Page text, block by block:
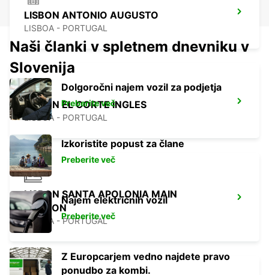
LISBON ANTONIO AUGUSTO
LISBOA - PORTUGAL
LISBON EL CORTE INGLES
LISBOA - PORTUGAL
LISBON SANTA APOLONIA MAIN
STATION
LISBOA - PORTUGAL
Naši članki v spletnem dnevniku v
Slovenija
Dolgoročni najem vozil za podjetja
Preberite več
Izkoristite popust za člane
Preberite več
Najem električnih vozil
Preberite več
Z Europcarjem vedno najdete pravo
ponudbo za kombi.